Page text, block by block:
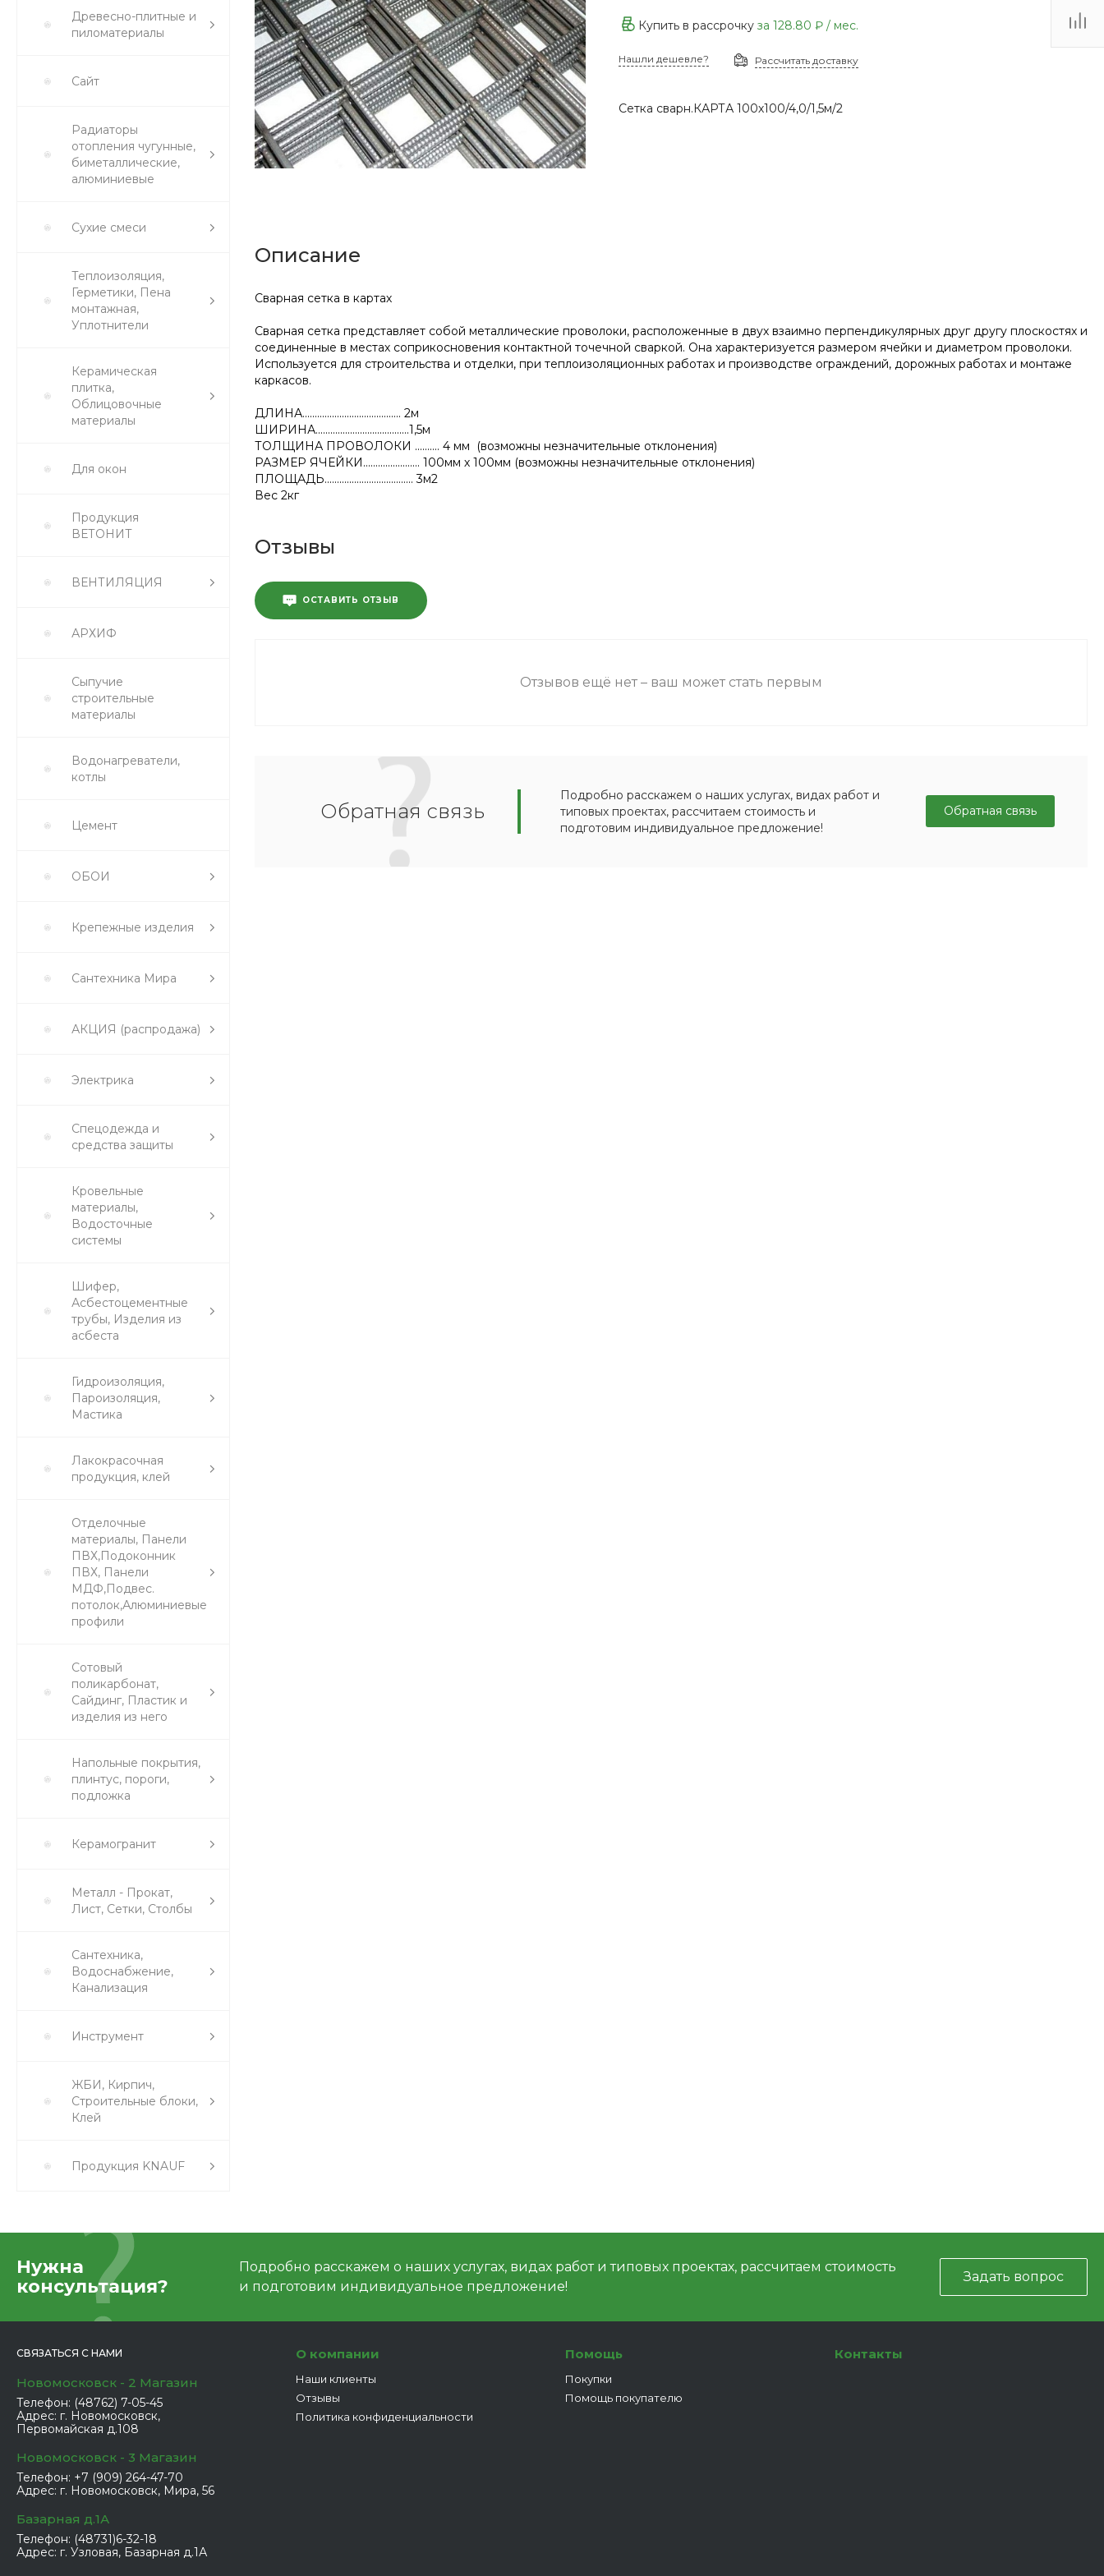
Древесно-плитные и
пиломатериалы
Сайт
Радиаторы
отопления чугунные,
биметаллические,
алюминиевые
Сухие смеси
Теплоизоляция,
Герметики, Пена
монтажная,
Уплотнители
Керамическая
плитка,
Облицовочные
материалы
Для окон
Продукция
ВЕТОНИТ
ВЕНТИЛЯЦИЯ
АРХИФ
Сыпучие
строительные
материалы
Водонагреватели,
котлы
Цемент
ОБОИ
Крепежные изделия
Сантехника Мира
АКЦИЯ (распродажа)
Электрика
Спецодежда и
средства защиты
Кровельные
материалы,
Водосточные
системы
Шифер,
Асбестоцементные
трубы, Изделия из
асбеста
Гидроизоляция,
Пароизоляция,
Мастика
Лакокрасочная
продукция, клей
Отделочные
материалы, Панели
ПВХ,Подоконник
ПВХ, Панели
МДФ,Подвес.
потолок,Алюминиевые
профили
Сотовый
поликарбонат,
Сайдинг, Пластик и
изделия из него
Напольные покрытия,
плинтус, пороги,
подложка
Керамогранит
Металл - Прокат,
Лист, Сетки, Столбы
Сантехника,
Водоснабжение,
Канализация
Инструмент
ЖБИ, Кирпич,
Строительные блоки,
Клей
Продукция KNAUF
Купить в рассрочку за 128.80 ₽/ мес.
Нашли дешевле? Рассчитать доставку
Сетка сварн.КАРТА 100х100/4,0/1,5м/2
Описание
Сварная сетка в картах
Сварная сетка представляет собой металлические проволоки, расположенные в двух взаимно перпендикулярных друг другу плоскостях и
соединенные в местах соприкосновения контактной точечной сваркой. Она характеризуется размером ячейки и диаметром проволоки.
Используется для строительства и отделки, при теплоизоляционных работах и производстве ограждений, дорожных работах и монтаже
каркасов.
ДЛИНА........................................ 2м
ШИРИНА......................................1,5м
ТОЛЩИНА ПРОВОЛОКИ .......... 4 мм (возможны незначительные отклонения)
РАЗМЕР ЯЧЕЙКИ....................... 100мм х 100мм (возможны незначительные отклонения)
ПЛОЩАДЬ.................................... 3м2
Вес 2кг
Отзывы
ОСТАВИТЬ ОТЗЫВ
Отзывов ещё нет – ваш может стать первым
Обратная связь
Подробно расскажем о наших услугах, видах работ и
типовых проектах, рассчитаем стоимость и
подготовим индивидуальное предложение!
Обратная связь
Нужна
консультация?
Подробно расскажем о наших услугах, видах работ и типовых проектах, рассчитаем стоимость
и подготовим индивидуальное предложение!
Задать вопрос
СВЯЗАТЬСЯ С НАМИ
Новомосковск - 2 Магазин
Телефон: (48762) 7-05-45
Адрес: г. Новомосковск,
Первомайская д.108
Новомосковск - 3 Магазин
Телефон: +7 (909) 264-47-70
Адрес: г. Новомосковск, Мира, 56
Базарная д.1А
Телефон: (48731)6-32-18
Адрес: г. Узловая, Базарная д.1А
О компании
Наши клиенты
Отзывы
Политика конфиденциальности
Помощь
Покупки
Помощь покупателю
Контакты